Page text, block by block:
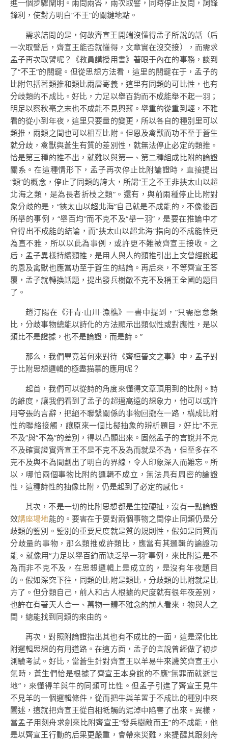
進一個步驟闡明。兩問兩答，兩次取譬，同時停止反問，詞鋒
鋒利，使對方明白“不王”的關鍵地點。
需求詰問的是，何故齊宣王開端沒懂得孟子所說的話（后
一次取譬后，齊宣王能否就懂得，文章實在沒交接），而需求
孟子再次取譬呢？《教員講授用書》著眼于內在的事務，談到
了“不王”的關鍵。但從思想方法看，這里的關鍵在于，孟子的
比附包括著類推和類比兩層寄義，這里有同類的可比性，也有
分歧類的不成比。好比，力足以舉百鈞而不成能舉不起一羽；
明足以察秋毫之末也不成能不見輿薪。舉重的從重到輕，不雅
看的從小到年夜，這里只要量的變更，所以各自的種別里可以
類推，兩類之間也可以相互比附。但恩及禽獸而功不至于蒼生
就分歧，禽獸與蒼生有質的差別性，就無法停止必定的類推。
恰是第三種的推不出，就難以與第一、第二種組成比附的論證
關系。在這種情形下，孟子再次停止比附論證時，直接提出
“類”的概念，停止了同類的誇大，所謂“王之不王非挾太山以超
北海之類，是為長者折枝之類”。還有，與前兩種停止比附對
象分歧的是，“挾太山以超北海”自己就是不成能的，不像後面
所舉的事例，“舉百均”而不克不及“舉一羽”，是要在推論中才
會得出不成能的結論，而“挾太山以超北海”指向的不成能性更
為直不雅，所以以此為事例，或許更不難被齊宣王接收。之
后，孟子異樣持續類推，是用人與人的類推引出上文曾經說起
的恩及禽獸也應當功至于蒼生的結論。再后來，不等齊宣王答
覆，孟子就轉換話題，提出發兵樹敵不克不及稱王全國的題目
了。
趙汀陽在《汗青·山川·漁樵》一書中提到，“只需愿意類
比，分歧事物總能以詩化的方法顯示出類似性或對應性，是以
類比不是證據，也不是論證，而是詩。”
那么，我們畢竟若何來對待《齊桓晉文之事》中，孟子對
于比附思想邏輯的極盡描摹的應用呢？
起首，我們可以從詩的角度來懂得文章頂用到的比附。詩
的維度，讓我們看到了孟子的超邁高遠的想象力，他可以或許
用夸張的言辭，把絕不聯繫關係的事物回攏在一路，構成比附
性的聯絡接觸，讓原來一個比擬抽象的辨析題目，好比“不克
不及”與“不為”的差別，得以凸顯出來。固然孟子的言說并不克
不及確實證實齊宣王不是不克不及為而就是不為，但至多在不
克不及與不為間劃出了明白的界線，令人印象深入而難忘。所
以，哪怕兩個事物比附的邏輯不成立，無法具有周密的論證
性，這種詩性的抽像比附，仍是起到了必定的感化。
其次，不是一切的比附思想都是生拉硬扯，沒有一點論證
效講座場地能的。要害在于要對兩個事物之間停止同類仍是分
歧類的鑒別。鑒別的重要尺度就是質的規則性，假如是同質而
分歧量的事物，那么類推或許類比，應當有其邏輯的論證功
能。就像用“力足以舉百鈞而缺乏舉一羽”事例，來比附這是不
為而非不克不及，在思想邏輯上是成立的，是沒有年夜題目
的。假如深究下往，同類的比附是類比，分歧類的比附就是比
方了。但分類自己，前人和古人根據的尺度就有很年夜差別，
也許在有著天人合一、萬物一體不雅念的前人看來，物與人之
間，總能找到同類的來由的。
再次，對照附論證指出其也有不成比的一面，這是深化比
附邏輯思想的有用道路。在這方面，孟子的言說曾經做了初步
測驗考試。好比，當蒼生針對齊宣王以羊易牛來譏笑齊宣王小
氣時，蒼生們恰是根據了齊宣王本身說的不應“無罪而就逝世
地”，來懂得羊與牛的同類可比性。但孟子引進了齊宣王見牛
不見羊的一個邏輯條件，從而把牛與羊置于不成比的種別中來
闡述，這就把齊宣王從自相牴觸的泥淖中陷害了出來。異樣，
當孟子用刻舟求劍來比附齊宣王“發兵樹敵而王”的不成能，他
是以齊宣王行動的后果更嚴重，會帶來災難，來提醒其跟刻舟